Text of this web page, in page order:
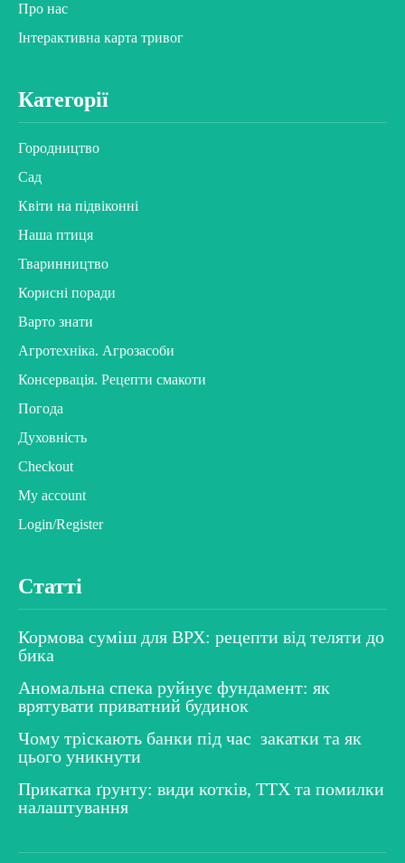
Про нас
Інтерактивна карта тривог
Категорії
Городництво
Сад
Квіти на підвіконні
Наша птиця
Тваринництво
Корисні поради
Варто знати
Агротехніка. Агрозасоби
Консервація. Рецепти смакоти
Погода
Духовність
Checkout
My account
Login/Register
Статті
Кормова суміш для ВРХ: рецепти від теляти до
бика
Аномальна спека руйнує фундамент: як
врятувати приватний будинок
Чому тріскають банки під час закатки та як
цього уникнути
Прикатка ґрунту: види котків, ТТХ та помилки
налаштування